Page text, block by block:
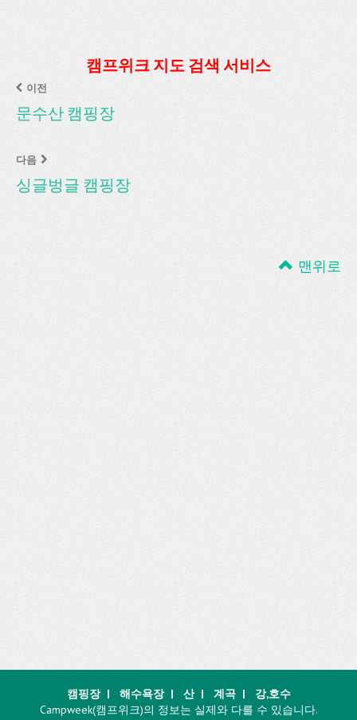
캠프위크 지도 검색 서비스
이전
문수산 캠핑장
다음
싱글벙글 캠핑장
맨위로
캠핑장| 해수욕장| 산| 계곡|
강,호수
Campweek(캠프위크)의 정보는 실제와 다를 수 있습니다.